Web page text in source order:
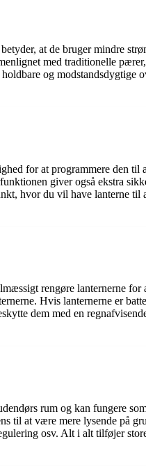
at de bruger mindre
med traditionelle
og modstandsdygtige
for at programmere den til
giver også ekstra
hvor du vil have lanterne
rengøre lanternerne for
Hvis lanternerne er
dem med en
rum og kan fungere
til at være mere lysende på
osv. Alt i alt tilføjer